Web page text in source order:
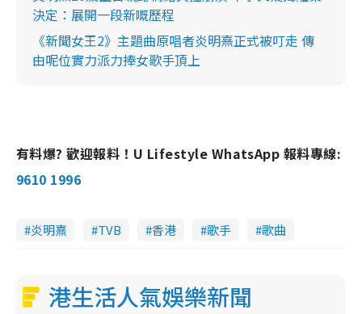
決定：展開一段新嘅歷程
《新聞女王2》主題曲原唱者炎明熹正式被叮走 傳
由呢位實力派力捧女歌手頂上
有料爆? 歡迎報料！U Lifestyle WhatsApp 報料專線:
9610 1996
炎明熹 TVB 香港 歌手 歌曲
港生活人氣娛樂新聞